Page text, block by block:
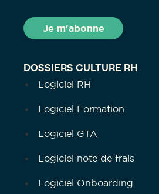
DOSSIERS CULTURE RH
Logiciel RH
Logiciel Formation
Logiciel GTA
Logiciel note de frais
Logiciel Onboarding